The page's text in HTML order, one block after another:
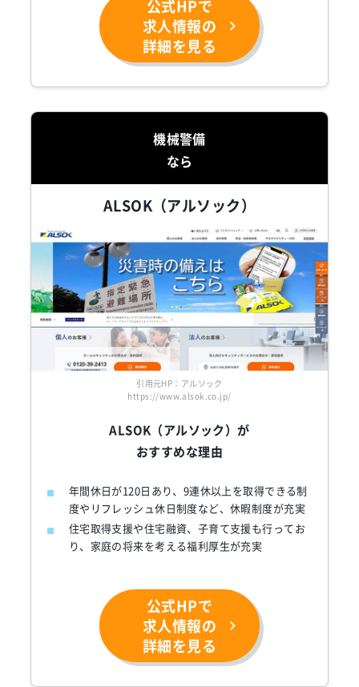
公式HPで
求人情報の
詳細を見る
機械警備
なら
ALSOK（アルソック）
引用元HP：アルソック
https://www.alsok.co.jp/
ALSOK（アルソック）が
おすすめな理由
年間休日が120日あり、9連休以上を取得できる制
度やリフレッシュ休日制度など、休暇制度が充実
住宅取得支援や住宅融資、子育て支援も行ってお
り、家庭の将来を考える福利厚生が充実
公式HPで
求人情報の
詳細を見る